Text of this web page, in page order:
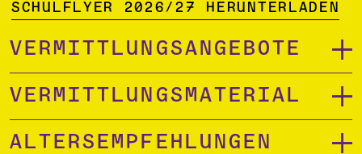
Schulflyer 2026/27 herunterladen
Vermittlungsangebote
Vermittlungsmaterial
Altersempfehlungen